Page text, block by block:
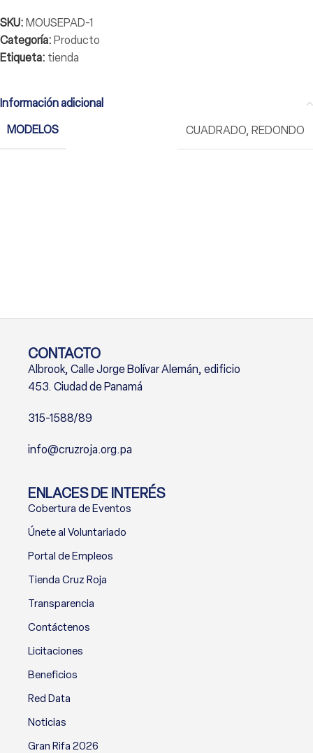
SKU: MOUSEPAD-1
Categoría: Producto
Etiqueta: tienda
Información adicional
MODELOS
CUADRADO, REDONDO
CONTACTO
Albrook, Calle Jorge Bolívar Alemán, edificio
453. Ciudad de Panamá
315-1588/89
info@cruzroja.org.pa
ENLACES DE INTERÉS
Cobertura de Eventos
Únete al Voluntariado
Portal de Empleos
Tienda Cruz Roja
Transparencia
Contáctenos
Licitaciones
Beneficios
Red Data
Noticias
Gran Rifa 2026